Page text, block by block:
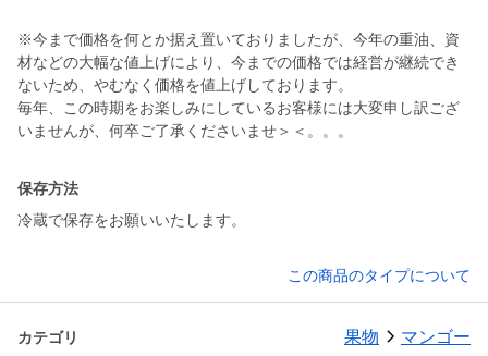
※今まで価格を何とか据え置いておりましたが、今年の重油、資
材などの大幅な値上げにより、今までの価格では経営が継続でき
ないため、やむなく価格を値上げしております。
毎年、この時期をお楽しみにしているお客様には大変申し訳ござ
いませんが、何卒ご了承くださいませ＞＜。。。
保存方法
冷蔵で保存をお願いいたします。
この商品のタイプについて
カテゴリ 果物 マンゴー